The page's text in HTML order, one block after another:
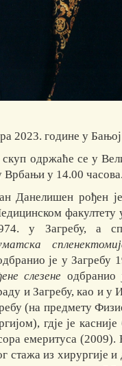
2023. године у
одржаће се у
у 14.00 часова.
Данелишен рођен
факултету
у Загребу, а
је у Загребу
слезене
и Загребу, као и у
(на предмету
гдје је
емеритуса (2009).
стажа из хирургије